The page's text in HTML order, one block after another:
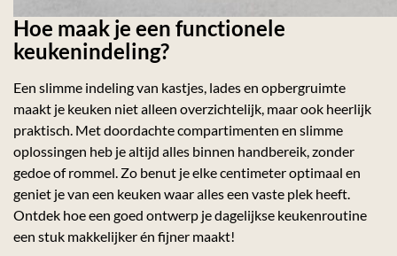
Hoe maak je een functionele
keukenindeling?
Een slimme indeling van kastjes, lades en opbergruimte
maakt je keuken niet alleen overzichtelijk, maar ook heerlijk
praktisch. Met doordachte compartimenten en slimme
oplossingen heb je altijd alles binnen handbereik, zonder
gedoe of rommel. Zo benut je elke centimeter optimaal en
geniet je van een keuken waar alles een vaste plek heeft.
Ontdek hoe een goed ontwerp je dagelijkse keukenroutine
een stuk makkelijker én fijner maakt!